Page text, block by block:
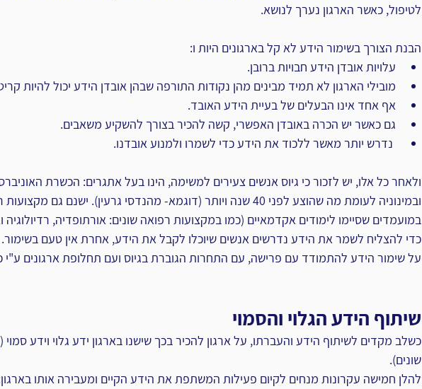
‏לטיפול, כאשר הארגון נערך לנושא.‏
הבנת הצורך בשימור הידע לא קל בארגונים היות ו:‏
עלויות אובדן הידע חבויות ברובן.‏
מובילי הארגון לא תמיד מבינים מהן נקודות התורפה שבהן אובדן הידע יכול להיות
אף אחד אינו הבעלים של בעיית הידע האובד.‏
גם כאשר יש הכרה באובדן האפשרי, קשה להכיר בצורך להשקיע משאבים.‏
ולאחר כל אלו, יש לזכור כי גיוס אנשים צעירים למשימה, הינו בעל אתגרים: הכשרת
ובמינוניה לעומת מה שהוצע לפני 40 שנה ויותר (דוגמא- מהנדסי גרעין). ישנם
במועמדים שסיימו לימודים אקדמאיים (כמו במקצועות רפואה שונים: אורתופדיה, רדיולוגיה
כדי להצליח לשמר את הידע נדרשים אנשים שיוכלו לקבל את הידע, אחרת אין טעם בשימור.‏
על שימור הידע להתמודד עם פרישה, עם התחרות הגוברת בגיוס ועם תחלופת ארגונים ע"י
שיתוף הידע הגלוי והסמוי‏
כשלב מקדים לשיתוף הידע והעברתו, על ארגון להכיר בכך שישנו בארגון ידע גלוי וידע
שונים).‏
להלן חמישה עקרונות מנחים לקיום פעילות המשתפת את הידע הקיים ומעבירה אותו